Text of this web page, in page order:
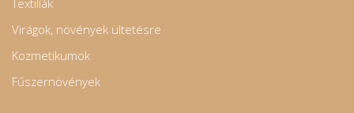
Virágok, növények ültetésre
Kozmetikumok
Fűszernövények